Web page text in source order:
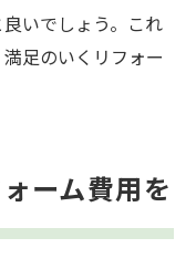
いでしょう。これ
足のいくリフォー
ーム費用を